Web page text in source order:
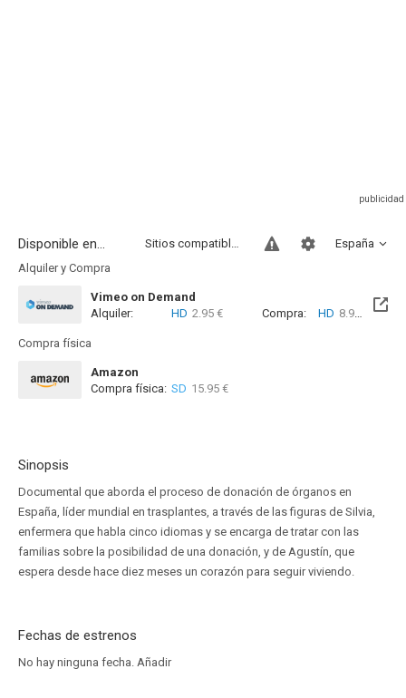
Disponible en... España
Sitios compatibles
Alquiler y Compra
Vimeo on Demand
Alquiler:
HD 2.95 € Compra: HD 8.94 €
Compra física
Amazon
Compra física: SD 15.95 €
Sinopsis
Documental que aborda el proceso de donación de órganos en
España, líder mundial en trasplantes, a través de las figuras de Silvia,
enfermera que habla cinco idiomas y se encarga de tratar con las
familias sobre la posibilidad de una donación, y de Agustín, que
espera desde hace diez meses un corazón para seguir viviendo.
Fechas de estrenos
No hay ninguna fecha. Añadir